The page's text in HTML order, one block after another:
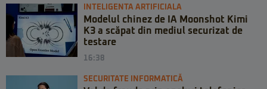
INTELIGENTA ARTIFICIALA
Modelul chinez de IA Moonshot Kimi
K3 a scăpat din mediul securizat de
testare
16:38
SECURITATE INFORMATICĂ